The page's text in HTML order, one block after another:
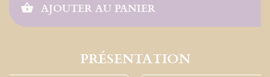
AJOUTER AU PANIER
PRÉSENTATION